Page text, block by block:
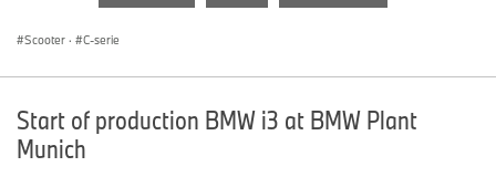
Scooter · C-serie
Start of production BMW i3 at BMW Plant
Munich